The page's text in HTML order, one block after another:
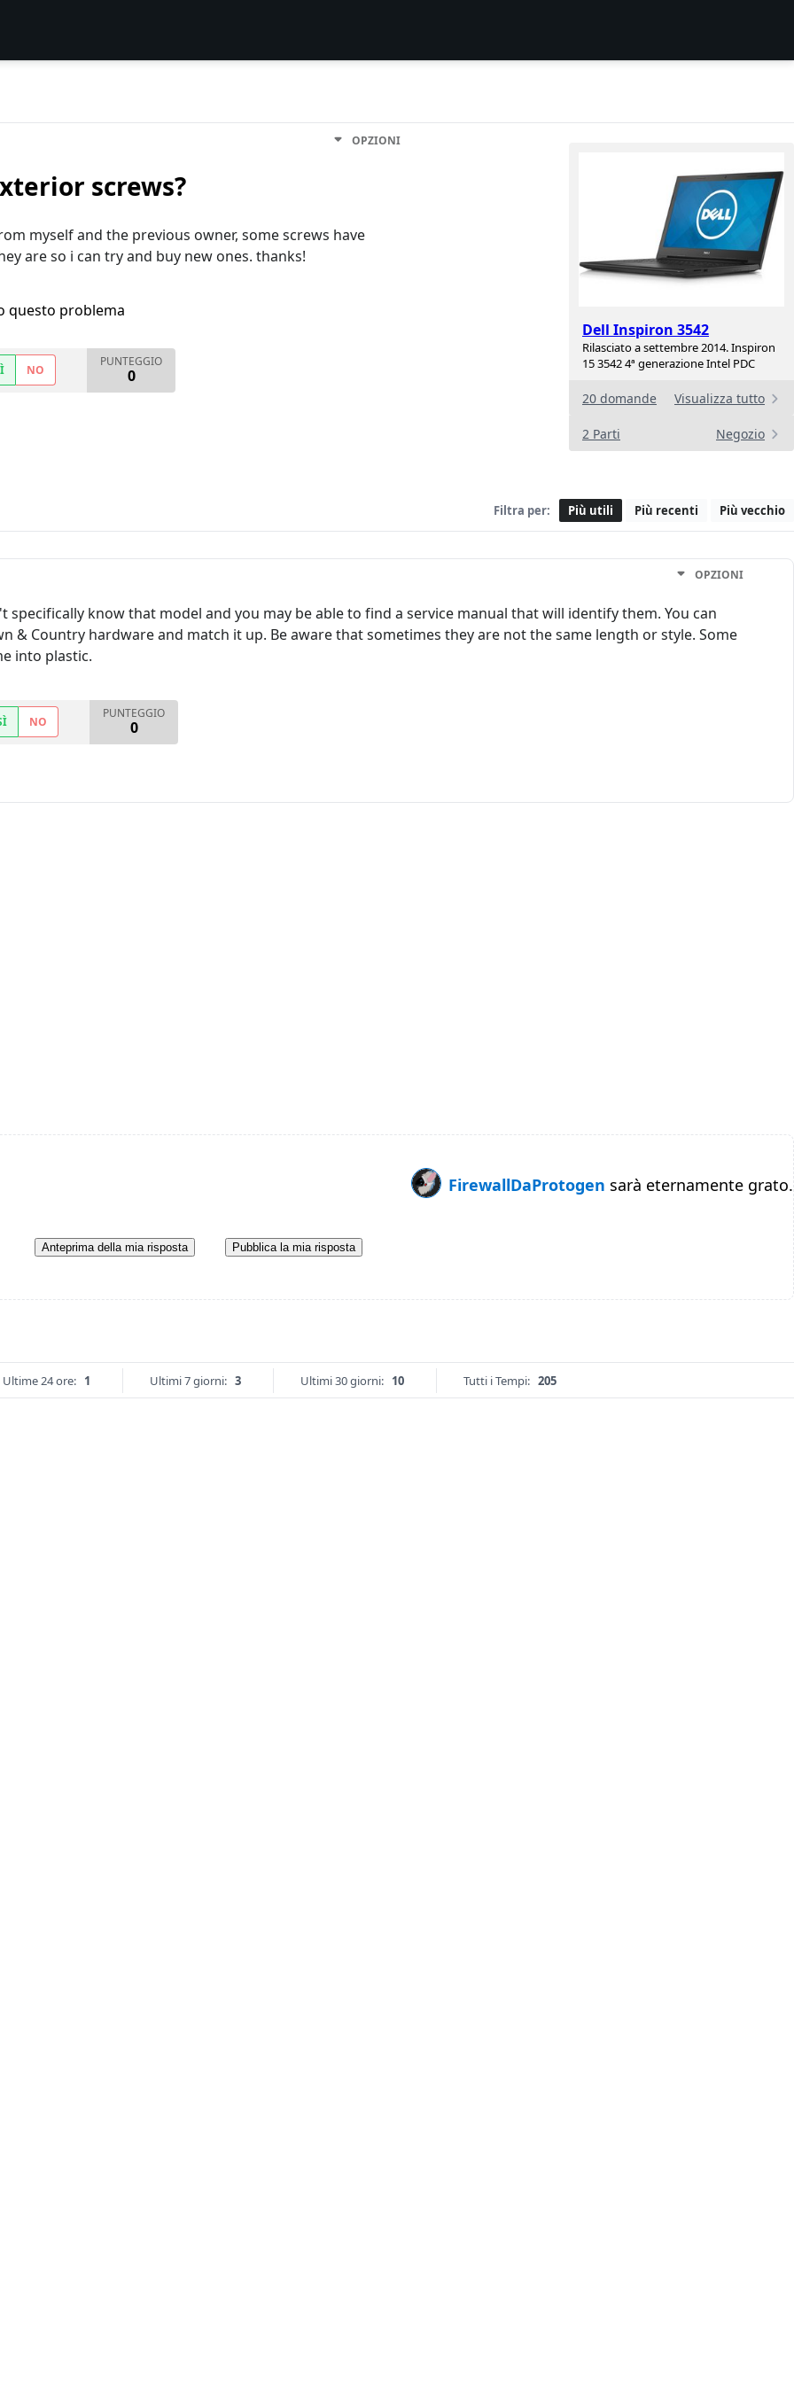
Dell Inspiron 3542
Rilasciato a settembre 2014. Inspiron
15 3542 4ª generazione Intel PDC
20 domande Visualizza tutto
2 Parti Negozio
OPZIONI
screws?
myself and the previous owner, some screws have
are so i can try and buy new ones. thanks!
questo problema
NO
PUNTEGGIO
0
Filtra per: Più utili Più recenti Più vecchio
OPZIONI
specifically know that model and you may be able to find a service manual that will identify them. You can
& Country hardware and match it up. Be aware that sometimes they are not the same length or style. Some
into plastic.
NO
PUNTEGGIO
0
FirewallDaProtogen sarà eternamente grato.
Anteprima della mia risposta Pubblica la mia risposta
Ultime 24 ore: 1 Ultimi 7 giorni: 3 Ultimi 30 giorni: 10 Tutti i Tempi: 205